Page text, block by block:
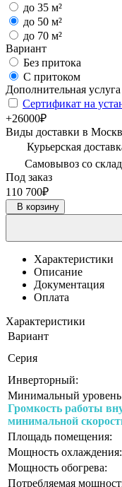
до 35 м²
до 50 м²
до 70 м²
Вариант
Без притока
С притоком
Дополнительная услуга
Сертификат на
+26000₽
Виды доставки в
Курьерская
Самовывоз со
Под заказ
110 700₽
В корзину
Характеристики
Описание
Документация
Оплата
Характеристики
Вариант
Серия
Инверторный:
Минимальный
Громкость работы
минимальной
Площадь помещения:
Мощность охлаждения:
Мощность обогрева:
Потребляемая